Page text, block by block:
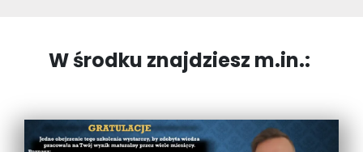
W środku znajdziesz m.in.: